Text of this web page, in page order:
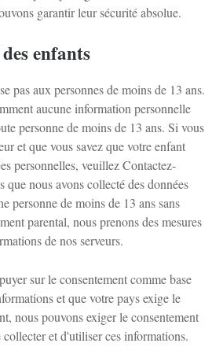
garantir leur sécurité absolue.
enfants
pas aux personnes de moins de 13 ans.
aucune information personnelle
personne de moins de 13 ans. Si vous
et que vous savez que votre enfant
personnelles, veuillez Contactez-
que nous avons collecté des données
personne de moins de 13 ans sans
parental, nous prenons des mesures
de nos serveurs.
sur le consentement comme base
et que votre pays exige le
nous pouvons exiger le consentement
et d'utiliser ces informations.